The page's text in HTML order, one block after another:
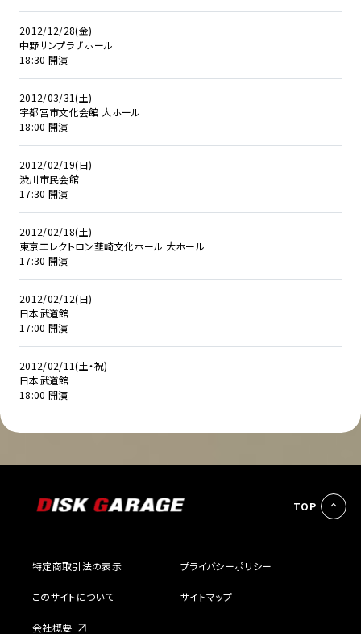
2012/12/28(金)
中野サンプラザホール
18:30 開演
2012/03/31(土)
宇都宮市文化会館 大ホール
18:00 開演
2012/02/19(日)
渋川市民会館
17:30 開演
2012/02/18(土)
東京エレクトロン韮崎文化ホール 大ホール
17:30 開演
2012/02/12(日)
日本武道館
17:00 開演
2012/02/11(土・祝)
日本武道館
18:00 開演
TOP
特定商取引法の表示 プライバシーポリシー
このサイトについて サイトマップ
会社概要